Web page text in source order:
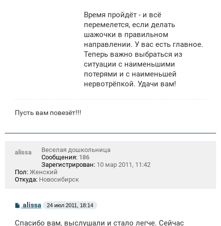
Время пройдёт - и всё
перемелется, если делать
шажочки в правильном
направлении. У вас есть главное.
Теперь важно выбраться из
ситуации с наименьшими
потерями и с наименьшей
нервотрёпкой. Удачи вам!
Пусть вам повезёт!!!
alissa
Веселая дошкольница
Сообщения: 186
Зарегистрирован: 10 мар 2011, 11:42
Пол: Женский
Откуда: Новосибирск
Сalissa 24 июл 2011, 18:14
Спасибо вам, выслушали и стало легче. Сейчас